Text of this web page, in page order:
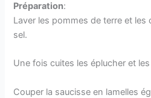
Préparation:
Laver les pommes de terre et les
sel.
Une fois cuites les éplucher et
Couper la saucisse en lamelles